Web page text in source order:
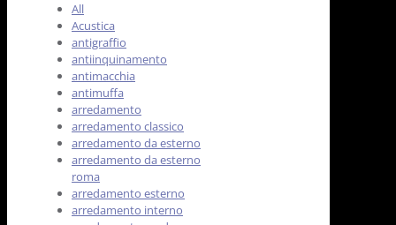
All
Acustica
antigraffio
antiinquinamento
antimacchia
antimuffa
arredamento
arredamento classico
arredamento da esterno
arredamento da esterno
roma
arredamento esterno
arredamento interno